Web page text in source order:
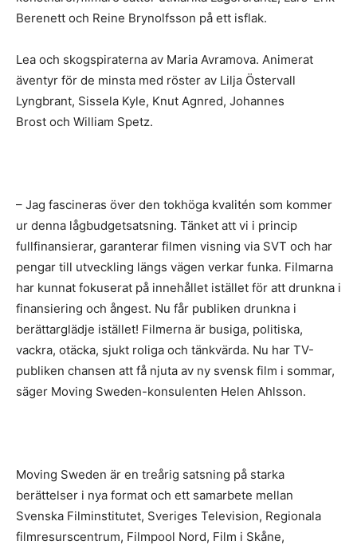
Berenett och Reine Brynolfsson på ett isflak.
Lea och skogspiraterna av Maria Avramova. Animerat
äventyr för de minsta med röster av Lilja Östervall
Lyngbrant, Sissela Kyle, Knut Agnred, Johannes
Brost och William Spetz.
– Jag fascineras över den tokhöga kvalitén som kommer
ur denna lågbudgetsatsning. Tänket att vi i princip
fullfinansierar, garanterar filmen visning via SVT och har
pengar till utveckling längs vägen verkar funka. Filmarna
har kunnat fokuserat på innehållet istället för att drunkna i
finansiering och ångest. Nu får publiken drunkna i
berättarglädje istället! Filmerna är busiga, politiska,
vackra, otäcka, sjukt roliga och tänkvärda. Nu har TV-
publiken chansen att få njuta av ny svensk film i sommar,
säger Moving Sweden-konsulenten Helen Ahlsson.
Moving Sweden är en treårig satsning på starka
berättelser i nya format och ett samarbete mellan
Svenska Filminstitutet, Sveriges Television, Regionala
filmresurscentrum, Filmpool Nord, Film i Skåne,